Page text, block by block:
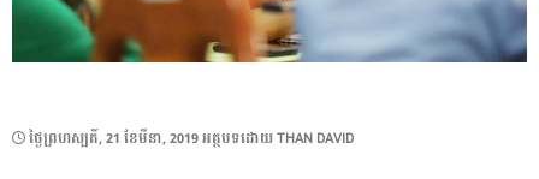
POSTED
ថ្ងៃ​ព្រហស្បតិ៍, 21 ខែ​មីនា, 2019អត្ថបទដោយTHAN DAVID